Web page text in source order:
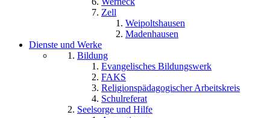
Zell
Weipoltshausen
Madenhausen
Dienste und Werke
Bildung
Evangelisches Bildungswerk
FAKS
Religionspädagogischer Arbeitskreis
Schulreferat
Seelsorge und Hilfe